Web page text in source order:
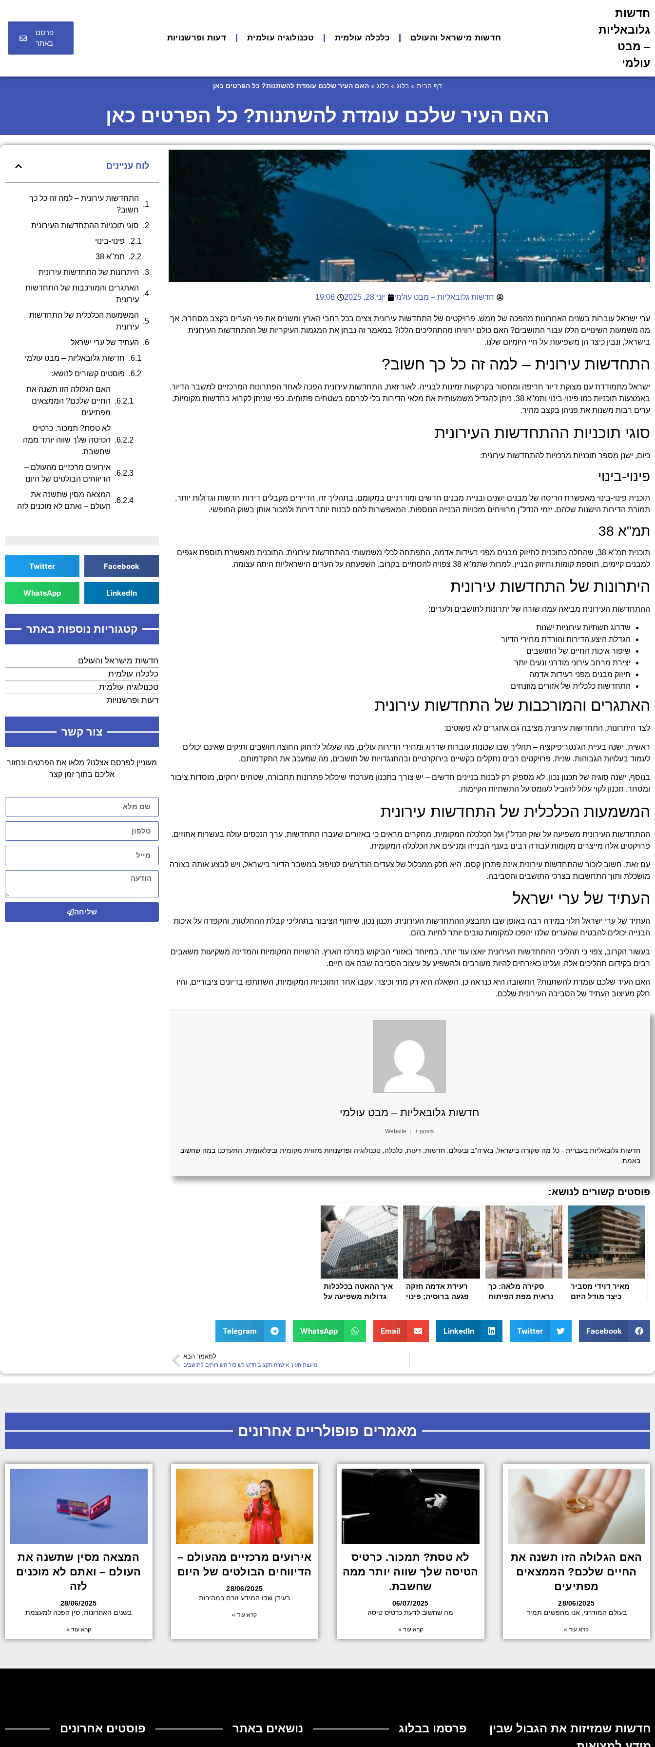
חדשות
גלובאליות
– מבט
עולמי
חדשות מישראל והעולם כלכלה עולמית טכנולוגיה עולמית דעות ופרשנויות
פרסם
באתר
דף הבית » בלוג » בלוג » האם העיר שלכם עומדת להשתנות? כל הפרטים כאן
האם העיר שלכם עומדת להשתנות? כל הפרטים כאן
חדשות גלובאליות – מבט עולמי יוני 28, 2025 19:06
ערי ישראל עוברות בשנים האחרונות מהפכה של ממש. פרויקטים של התחדשות עירונית צצים בכל רחבי הארץ ומשנים את פני הערים בקצב מסחרר. אך
מה משמעות השינויים הללו עבור התושבים? האם כולם ירוויחו מהתהליכים הללו? במאמר זה נבחן את המגמות העיקריות של ההתחדשות העירונית
בישראל, ונבין כיצד הן משפיעות על חיי היומיום שלנו.
התחדשות עירונית – למה זה כל כך חשוב?
ישראל מתמודדת עם מצוקת דיור חריפה ומחסור בקרקעות זמינות לבנייה. לאור זאת, התחדשות עירונית הפכה לאחד הפתרונות המרכזיים למשבר הדיור.
באמצעות תוכניות כמו פינוי-בינוי ותמ"א 38, ניתן להגדיל משמעותית את מלאי הדירות בלי לכרסם בשטחים פתוחים. כפי שניתן לקרוא ב
חדשות מקומיות,
ערים רבות משנות את פניהן בקצב מהיר.
סוגי תוכניות ההתחדשות העירונית
כיום, ישנן מספר תוכניות מרכזיות להתחדשות עירונית:
פינוי-בינוי
תוכנית פינוי-בינוי מאפשרת הריסה של מבנים ישנים ובניית מבנים חדשים ומודרניים במקומם. בתהליך זה, הדיירים מקבלים דירות חדשות וגדולות יותר,
תמורת הדירות הישנות שלהם. יזמי הנדל"ן מרוויחים מזכויות הבנייה הנוספות, המאפשרות להם לבנות יותר דירות ולמכור אותן בשוק החופשי.
תמ"א 38
תוכנית תמ"א 38, שהחלה כתוכנית לחיזוק מבנים מפני רעידות אדמה, התפתחה לכלי משמעותי בהתחדשות עירונית. התוכנית מאפשרת תוספת אגפים
למבנים קיימים, תוספת קומות וחיזוק הבניין. למרות שתמ"א 38 צפויה להסתיים בקרוב, השפעתה על הערים הישראליות היתה עצומה.
היתרונות של התחדשות עירונית
ההתחדשות העירונית מביאה עמה שורה של יתרונות לתושבים ולערים:
שדרוג תשתיות עירוניות ישנות
הגדלת היצע הדירות והורדת מחירי הדיור
שיפור איכות החיים של התושבים
יצירת מרחב עירוני מודרני ונעים יותר
חיזוק מבנים מפני רעידות אדמה
התחדשות כלכלית של אזורים מוזנחים
האתגרים והמורכבות של התחדשות עירונית
לצד היתרונות, התחדשות עירונית מציבה גם אתגרים לא פשוטים:
ראשית, ישנה בעיית הג'נטריפיקציה – תהליך שבו שכונות עוברות שדרוג ומחירי הדירות עולים, מה שעלול לדחוק החוצה תושבים ותיקים שאינם יכולים
לעמוד בעלויות הגבוהות. שנית, פרויקטים רבים נתקלים בקשיים בירוקרטיים ובהתנגדויות של תושבים, מה שמעכב את התקדמותם.
בנוסף, ישנה סוגיה של תכנון נכון. לא מספיק רק לבנות בניינים חדשים – יש צורך בתכנון מערכתי שיכלול פתרונות תחבורה, שטחים ירוקים, מוסדות ציבור
ומסחר. תכנון לקוי עלול להוביל לעומס על התשתיות הקיימות.
המשמעות הכלכלית של התחדשות עירונית
ההתחדשות העירונית משפיעה על שוק הנדל"ן ועל הכלכלה המקומית. מחקרים מראים כי באזורים שעברו התחדשות, ערך הנכסים עולה בעשרות אחוזים.
פרויקטים אלה מייצרים מקומות עבודה רבים בענף הבנייה ומניעים את הכלכלה המקומית.
עם זאת, חשוב לזכור שהתחדשות עירונית אינה פתרון קסם. היא חלק ממכלול של צעדים הנדרשים לטיפול במשבר הדיור בישראל, ויש לבצע אותה בצורה
מושכלת ותוך התחשבות בצרכי התושבים והסביבה.
העתיד של ערי ישראל
העתיד של ערי ישראל תלוי במידה רבה באופן שבו תתבצע ההתחדשות העירונית. תכנון נכון, שיתוף הציבור בתהליכי קבלת ההחלטות, והקפדה על איכות
הבנייה יכולים להבטיח שהערים שלנו יהפכו למקומות טובים יותר לחיות בהם.
בעשור הקרוב, צפוי כי תהליכי ההתחדשות העירונית יואצו עוד יותר, במיוחד באזורי הביקוש במרכז הארץ. הרשויות המקומיות והמדינה משקיעות משאבים
רבים בקידום תהליכים אלה, ועלינו כאזרחים להיות מעורבים ולהשפיע על עיצוב הסביבה שבה אנו חיים.
האם העיר שלכם עומדת להשתנות? התשובה היא כנראה כן. השאלה היא רק מתי וכיצד. עקבו אחר התוכניות המקומיות, השתתפו בדיונים ציבוריים, והיו
חלק מעיצוב העתיד של הסביבה העירונית שלכם.
חדשות גלובאליות – מבט עולמי
Website + posts
חדשות גלובאליות בעברית - כל מה שקורה בישראל, בארה"ב ובעולם. חדשות, דעות, כלכלה, טכנולוגיה ופרשנויות מזווית מקומית ובינלאומית. התעדכנו במה שחשוב
באמת.
פוסטים קשורים לנושא:
מאיר דוידי מסביר
כיצד מודל היזם
סקירה מלאה: כך
נראית מפת הפיתוח
רעידת אדמה חזקה
פגעה ברוסיה; פינוי
איך ההאטה בכלכלות
גדולות משפיעה על
Facebook
Twitter
LinkedIn
Email
WhatsApp
Telegram
למאמר הבא
מועצת העיר אישרה תקציב חדש לשיפור השירותים לתושבים
לוח עניינים
התחדשות עירונית – למה זה כל כך
חשוב?
סוגי תוכניות ההתחדשות העירונית
פינוי-בינוי
תמ"א 38
היתרונות של התחדשות עירונית
האתגרים והמורכבות של התחדשות
עירונית
המשמעות הכלכלית של התחדשות
עירונית
העתיד של ערי ישראל
חדשות גלובאליות – מבט עולמי
פוסטים קשורים לנושא:
האם הגלולה הזו תשנה את
החיים שלכם? הממצאים
מפתיעים
לא טסת? תמכור. כרטיס
הטיסה שלך שווה יותר ממה
שחשבת.
אירועים מרכזיים מהעולם –
הדיווחים הבולטים של היום
המצאה מסין שתשנה את
העולם – ואתם לא מוכנים לזה
Facebook
Twitter
LinkedIn
WhatsApp
קטגוריות נוספות באתר
חדשות מישראל והעולם
כלכלה עולמית
טכנולוגיה עולמית
דעות ופרשנויות
צור קשר
מעוניין לפרסם אצלנו? מלאו את הפרטים ונחזור
אליכם בתוך זמן קצר
שליחה
מאמרים פופולריים אחרונים
האם הגלולה הזו תשנה את
החיים שלכם? הממצאים
מפתיעים
28/06/2025
בעולם המודרני, אנו מחפשים תמיד
קרא עוד »
לא טסת? תמכור. כרטיס
הטיסה שלך שווה יותר ממה
שחשבת.
06/07/2025
מה שחשוב לדעת כרטיס טיסה
קרא עוד »
אירועים מרכזיים מהעולם –
הדיווחים הבולטים של היום
28/06/2025
בעידן שבו המידע זורם במהירות
קרא עוד »
המצאה מסין שתשנה את
העולם – ואתם לא מוכנים
לזה
28/06/2025
בשנים האחרונות, סין הפכה למעצמת
קרא עוד »
חדשות שמזיזות את הגבול שבין
פרסמו בבלוג נושאים באתר פוסטים אחרונים